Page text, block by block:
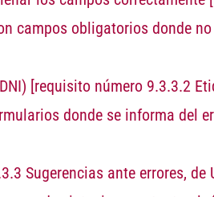
campos obligatorios donde
[requisito número 9.3.3.2
donde se informa del
Sugerencias ante errores, de